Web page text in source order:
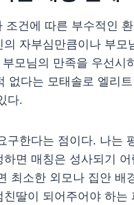
건에 따른 부수적인
자부심만큼이나 부모
모님의 만족을 우선시
없다는 모태솔로 엘리
다.
구한다는 점이다. 나는
면 매칭은 성사되기 어
최소한 외모나 집안 배
딸이 되어주어야 하는